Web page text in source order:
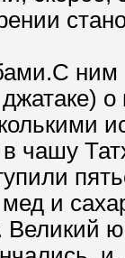
ним
и